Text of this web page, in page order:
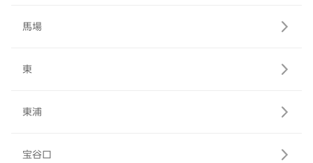
馬場
東
東浦
宝谷口